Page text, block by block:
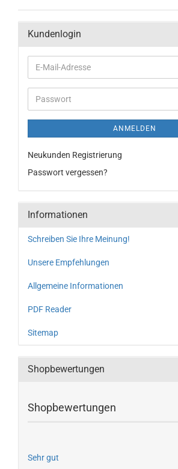
Kundenlogin
ANMELDEN
Neukunden Registrierung
Passwort vergessen?
Informationen
Schreiben Sie Ihre Meinung!
Unsere Empfehlungen
Allgemeine Informationen
PDF Reader
Sitemap
Shopbewertungen
Shopbewertungen
Sehr gut